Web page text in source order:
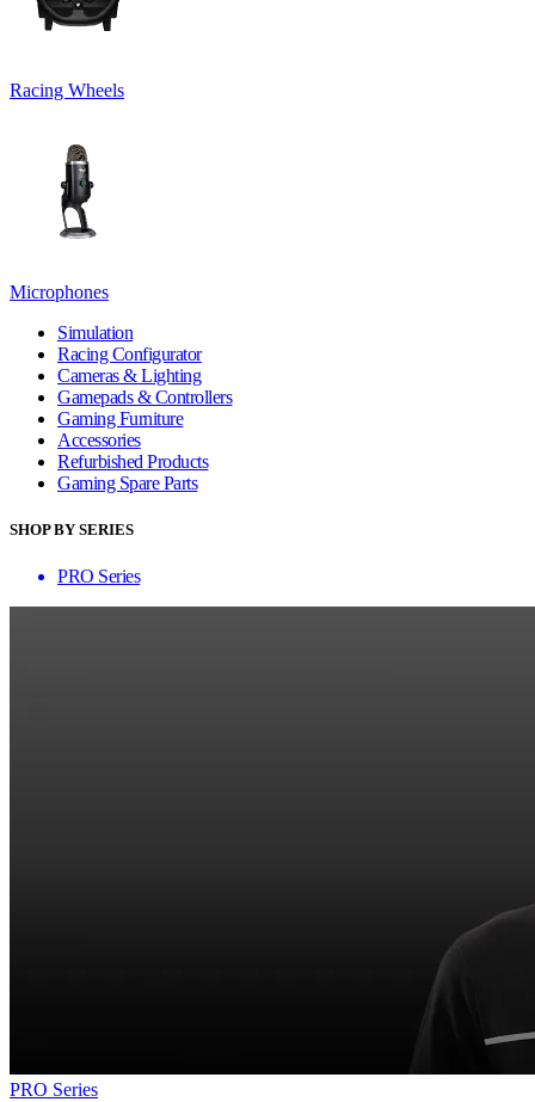
Racing Wheels
Microphones
Simulation
Racing Configurator
Cameras & Lighting
Gamepads & Controllers
Gaming Furniture
Accessories
Refurbished Products
Gaming Spare Parts
SHOP BY SERIES
PRO Series
PRO Series